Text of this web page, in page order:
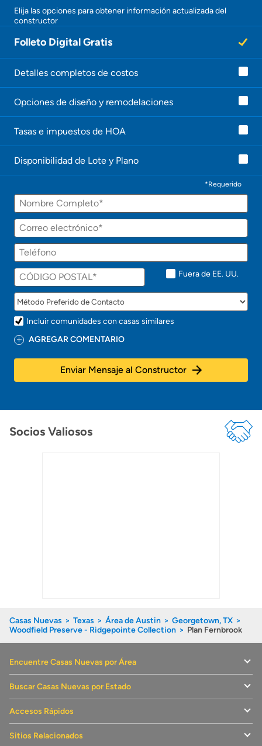
Elija las opciones para obtener información actualizada del
constructor
Folleto Digital Gratis
Detalles completos de costos
Opciones de diseño y remodelaciones
Tasas e impuestos de HOA
Disponibilidad de Lote y Plano
*Requerido
Fuera de EE. UU.
Incluir comunidades con casas similares
AGREGAR COMENTARIO
Enviar Mensaje al Constructor
Socios Valiosos
Casas Nuevas Texas Área de Austin
Georgetown, TX
Woodfield Preserve - Ridgepointe Collection
Plan Fernbrook
Encuentre Casas Nuevas por Área
Buscar Casas Nuevas por Estado
Accesos Rápidos
Sitios Relacionados